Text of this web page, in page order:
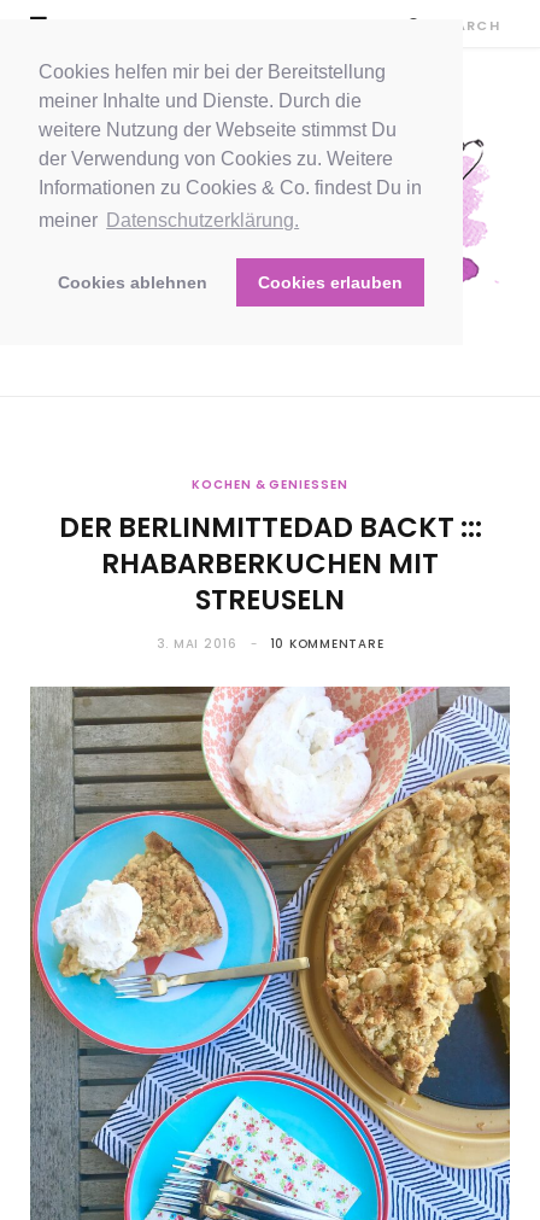
Cookies helfen mir bei der Bereitstellung
meiner Inhalte und Dienste. Durch die
weitere Nutzung der Webseite stimmst Du
der Verwendung von Cookies zu. Weitere
Informationen zu Cookies & Co. findest Du in
meiner Datenschutzerklärung.
Cookies ablehnen Cookies erlauben
KOCHEN & GENIESSEN
DER BERLINMITTEDAD BACKT :::
RHABARBERKUCHEN MIT
STREUSELN
3. MAI 2016 10 KOMMENTARE